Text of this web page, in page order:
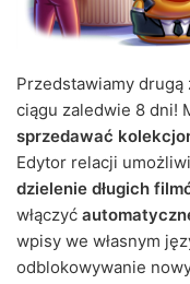
Przedstawiamy drugą
ciągu zaledwie 8 dni!
sprzedawać
Edytor relacji
dzielenie długich
włączyć
wpisy we własnym
odblokowywanie